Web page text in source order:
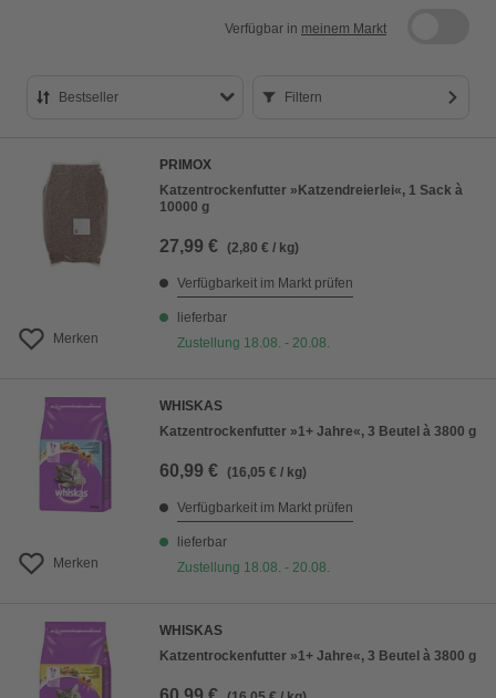
Verfügbar in meinem Markt
Bestseller
Preis aufsteigend
Preis absteigend
Bewertung
Filtern
Merken
PRIMOX
Katzentrockenfutter »Katzendreierlei«, 1 Sack à
10000 g
27,99 € (2,80 € / kg)
Verfügbarkeit im Markt prüfen
lieferbar
Zustellung 18.08. - 20.08.
Merken
WHISKAS
Katzentrockenfutter »1+ Jahre«, 3 Beutel à 3800 g
60,99 € (16,05 € / kg)
Verfügbarkeit im Markt prüfen
lieferbar
Zustellung 18.08. - 20.08.
WHISKAS
Katzentrockenfutter »1+ Jahre«, 3 Beutel à 3800 g